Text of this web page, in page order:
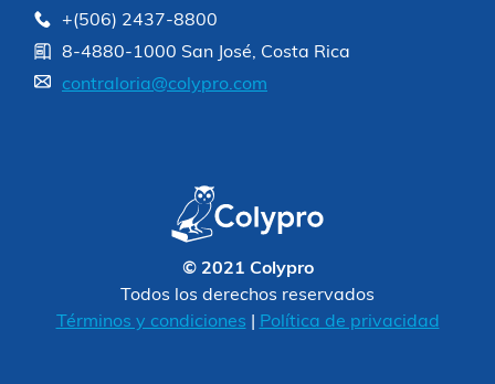
+(506) 2437-8800
8-4880-1000 San José, Costa Rica
contraloria@colypro.com
© 2021 Colypro
Todos los derechos reservados
Términos y condiciones
Política de privacidad